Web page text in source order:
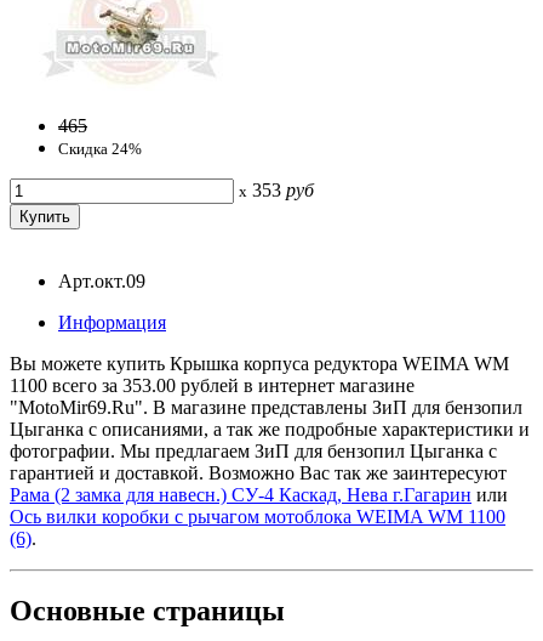
465
Скидка 24%
x 353 руб
Арт.окт.09
Информация
Вы можете купить Крышка корпуса редуктора WEIMA WM
1100 всего за 353.00 рублей в интернет магазине
"MotoMir69.Ru". В магазине представлены ЗиП для бензопил
Цыганка с описаниями, а так же подробные характеристики и
фотографии. Мы предлагаем ЗиП для бензопил Цыганка с
гарантией и доставкой. Возможно Вас так же заинтересуют
Рама (2 замка для навесн.) СУ-4 Каскад, Нева г.Гагарин или
Ось вилки коробки с рычагом мотоблока WEIMA WM 1100
(6).
Основные страницы